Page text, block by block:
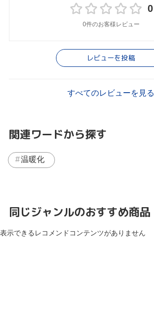
0
0件のお客様レビュー
レビューを投稿
すべてのレビューを見る
関連ワードから探す
温暖化
同じジャンルのおすすめ商品
表示できるレコメンドコンテンツがありません